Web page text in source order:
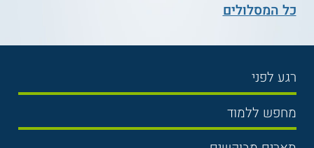
כל המסלולים
רגע לפני
בחירת לימודים
תנאי קבלה
מחפש ללמוד
תואר ראשון